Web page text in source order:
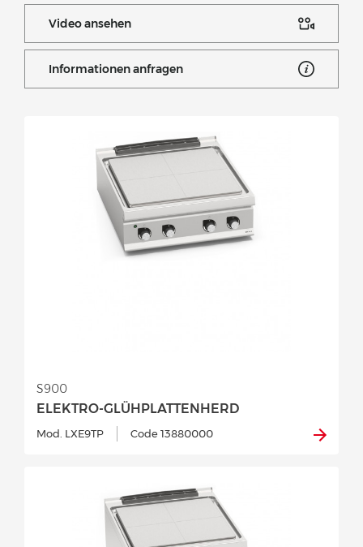
Video ansehen
Informationen anfragen
ELEKTRO-GLÜHPLATTENHERD
S900
Mod. LXE9TP Code 13880000